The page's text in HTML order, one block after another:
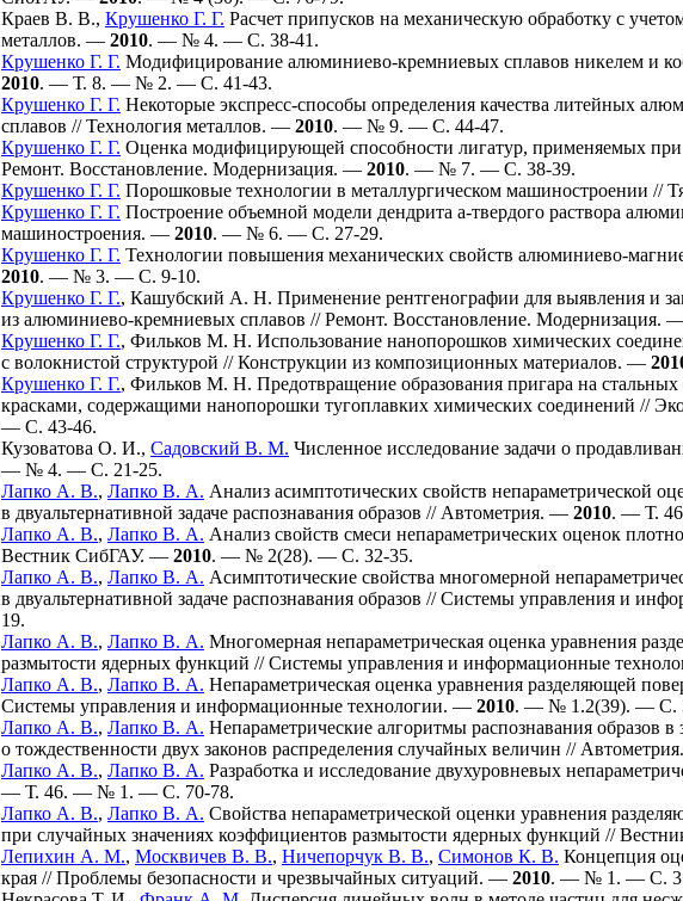
Краев В. В., Крушенко Г. Г. Pасчет пpипусков на механическую обpаботку с
металлов. — 2010. — № 4. — С. 38-41.
Крушенко Г. Г. Модифицирование алюминиево-кремниевых сплавов никелем и
2010. — Т. 8. — № 2. — С. 41-43.
Крушенко Г. Г. Некоторые экспресс-способы определения качества литейных
сплавов // Технология металлов. — 2010. — № 9. — С. 44-47.
Крушенко Г. Г. Оценка модифицирующей способности лигатур, применяемых
Ремонт. Восстановление. Модернизация. — 2010. — № 7. — С. 38-39.
Крушенко Г. Г. Порошковые технологии в металлургическом машиностроении //
Крушенко Г. Г. Построение объемной модели дендрита a-твердого раствора
машиностроения. — 2010. — № 6. — С. 27-29.
Крушенко Г. Г. Технологии повышения механических свойств алюминиево-
2010. — № 3. — С. 9-10.
Крушенко Г. Г., Кашубский А. Н. Применение рентгенографии для выявления и
из алюминиево-кремниевых сплавов // Ремонт. Восстановление. Модернизация.
Крушенко Г. Г., Фильков М. Н. Использование нанопорошков химических
с волокнистой структурой // Конструкции из композиционных материалов. —
Крушенко Г. Г., Фильков М. Н. Предотвращение образования пригара на
красками, содержащими нанопорошки тугоплавких химических соединений //
— С. 43-46.
Кузоватова О. И., Садовский В. М. Численное исследование задачи о
— № 4. — С. 21-25.
Лапко А. В., Лапко В. А. Анализ асимптотических свойств непараметрической
в двуальтернативной задаче распознавания образов // Автометрия. — 2010. — Т.
Лапко А. В., Лапко В. А. Анализ свойств смеси непараметрических оценок
Вестник СибГАУ. — 2010. — № 2(28). — С. 32-35.
Лапко А. В., Лапко В. А. Асимптотические свойства многомерной
в двуальтернативной задаче распознавания образов // Системы управления и
19.
Лапко А. В., Лапко В. А. Многомерная непараметрическая оценка уравнения
размытости ядерных функций // Системы управления и информационные
Лапко А. В., Лапко В. А. Непараметрическая оценка уравнения разделяющей
Системы управления и информационные технологии. — 2010. — № 1.2(39). — С.
Лапко А. В., Лапко В. А. Непараметрические алгоритмы распознавания образов в
о тождественности двух законов распределения случайных величин //
Лапко А. В., Лапко В. А. Разработка и исследование двухуровневых
— Т. 46. — № 1. — С. 70-78.
Лапко А. В., Лапко В. А. Свойства непараметрической оценки уравнения
при случайных значениях коэффициентов размытости ядерных функций //
Лепихин А. М., Москвичев В. В., Ничепорчук В. В., Симонов К. В. Концепция
края // Проблемы безопасности и чрезвычайных ситуаций. — 2010. — № 1. — С.